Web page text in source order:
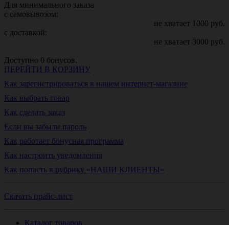
Для минимального заказа
с самовывозом:
не хватает 1000 руб.
с доставкой:
не хватает 3000 руб.
Доступно 0 бонусов.
ПЕРЕЙТИ В КОРЗИНУ
Как зарегистрироваться в нашем интернет-магазине
Как выбрать товар
Как сделать заказ
Если вы забыли пароль
Как работает бонусная программа
Как настроить уведомления
Как попасть в рубрику «НАШИ КЛИЕНТЫ»
Скачать прайс-лист
Каталог товаров